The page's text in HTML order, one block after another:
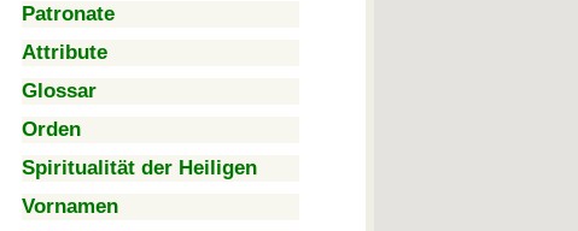
Patronate
Attribute
Glossar
Orden
Spiritualität der Heiligen
Vornamen